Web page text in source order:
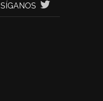
SÍGANOS